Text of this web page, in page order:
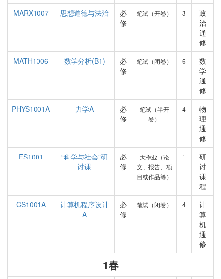
MARX1007
思想道德与法治
必
修
笔试（开卷） 3
政
治
通
修
MATH1006
数学分析(B1)
必
修
笔试（闭卷） 6
数
学
通
修
PHYS1001A
力学A
必
修
笔试（半开
卷）
4
物
理
通
修
FS1001
“科学与社会”研
讨课
必
修
大作业（论
文、报告、项
目或作品等）
1
研
讨
课
程
CS1001A
计算机程序设计
A
必
修
笔试（闭卷） 4
计
算
机
通
修
1春